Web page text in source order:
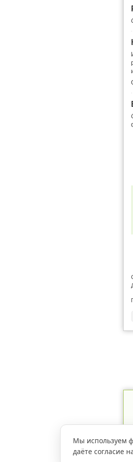
Мы используем
даёте согласие